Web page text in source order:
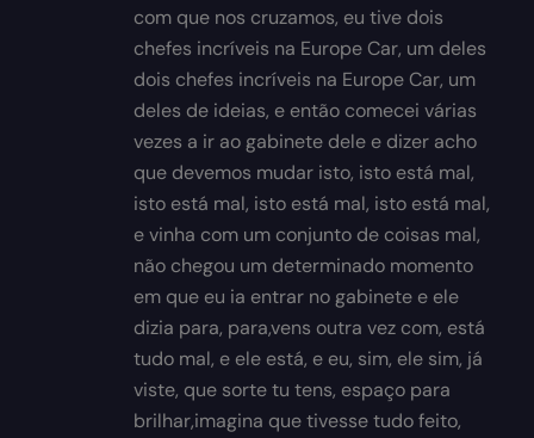
com que nos cruzamos, eu tive dois
chefes incríveis na Europe Car, um deles
dois chefes incríveis na Europe Car, um
deles de ideias, e então comecei várias
vezes a ir ao gabinete dele e dizer acho
que devemos mudar isto, isto está mal,
isto está mal, isto está mal, isto está mal,
e vinha com um conjunto de coisas mal,
não chegou um determinado momento
em que eu ia entrar no gabinete e ele
dizia para, para,vens outra vez com, está
tudo mal, e ele está, e eu, sim, ele sim, já
viste, que sorte tu tens, espaço para
brilhar,imagina que tivesse tudo feito,